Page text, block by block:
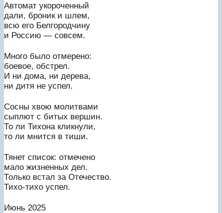
Автомат укороченный
дали, броник и шлем,
всю его Белгородчину
и Россию — совсем.
Много было отмерено:
боевое, обстрел.
И ни дома, ни дерева,
ни дитя не успел.
Сосны хвою молитвами
сыплют с битых вершин.
То ли Тихона кликнули,
то ли мнится в тиши.
Тянет список: отмечено
мало жизненных дел.
Только встал за Отечество.
Тихо-тихо успел.
Июнь 2025